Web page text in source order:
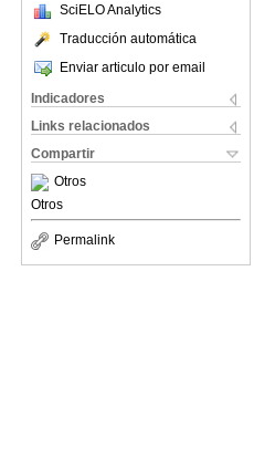
SciELO Analytics
Traducción automática
Enviar articulo por email
Indicadores
Links relacionados
Compartir
Otros
Otros
Permalink